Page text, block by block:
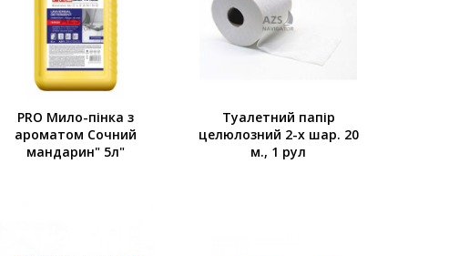
PRO Мило-пінка з
ароматом Сочний
мандарин" 5л"
Туалетний папір
целюлозний 2-х шар. 20
м., 1 рул